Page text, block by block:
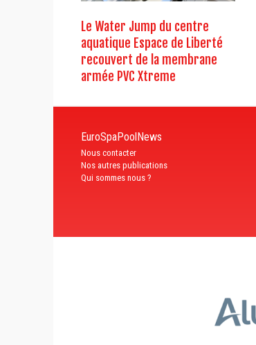
Le Water Jump du centre
aquatique Espace de Liberté
recouvert de la membrane
armée PVC Xtreme
EuroSpaPoolNews
Nous contacter
Nos autres publications
Qui sommes nous ?